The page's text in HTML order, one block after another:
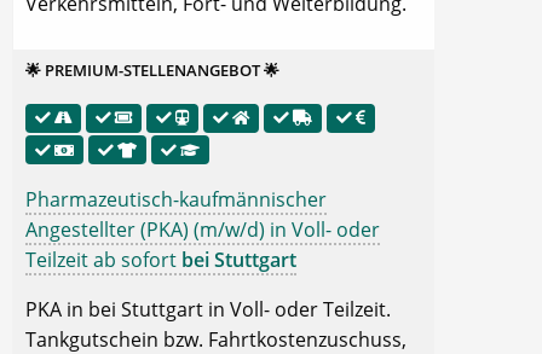
🌟 PREMIUM-STELLENANGEBOT 🌟
Pharmazeutisch-kaufmännischer
Angestellter (PKA) (m/w/d) in Voll- oder
Teilzeit ab sofort bei Stuttgart
PKA in bei Stuttgart in Voll- oder Teilzeit.
Tankgutschein bzw. Fahrtkostenzuschuss,